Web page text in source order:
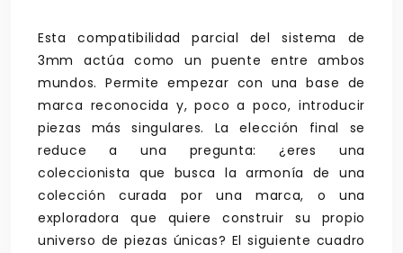
Esta compatibilidad parcial del sistema de
3mm actúa como un puente entre ambos
mundos. Permite empezar con una base de
marca reconocida y, poco a poco, introducir
piezas más singulares. La elección final se
reduce a una pregunta: ¿eres una
coleccionista que busca la armonía de una
colección curada por una marca, o una
exploradora que quiere construir su propio
universo de piezas únicas? El siguiente cuadro